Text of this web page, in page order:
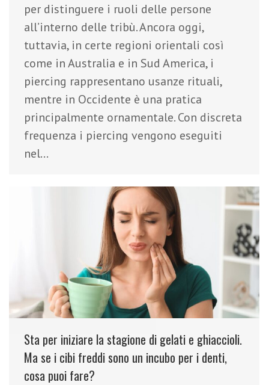
per distinguere i ruoli delle persone
all’interno delle tribù. Ancora oggi,
tuttavia, in certe regioni orientali così
come in Australia e in Sud America, i
piercing rappresentano usanze rituali,
mentre in Occidente è una pratica
principalmente ornamentale. Con discreta
frequenza i piercing vengono eseguiti
nel…
Sta per iniziare la stagione di gelati e ghiaccioli.
Ma se i cibi freddi sono un incubo per i denti,
cosa puoi fare?